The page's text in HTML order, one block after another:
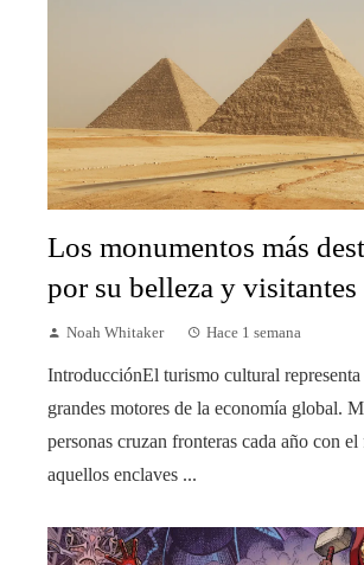
Los monumentos más
por su belleza y visitantes
Noah Whitaker Hace 1 semana
IntroducciónEl turismo cultural
grandes motores de la economía global.
personas cruzan fronteras cada año con
aquellos enclaves ...